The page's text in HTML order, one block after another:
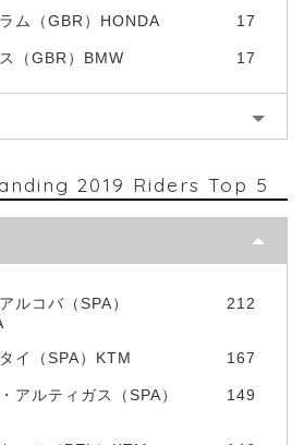
ム（GBR）HONDA 17
（GBR）BMW 17
2019 Riders Top 5
ルコバ（SPA）
212
イ（SPA）KTM 167
アルティガス（SPA）
149